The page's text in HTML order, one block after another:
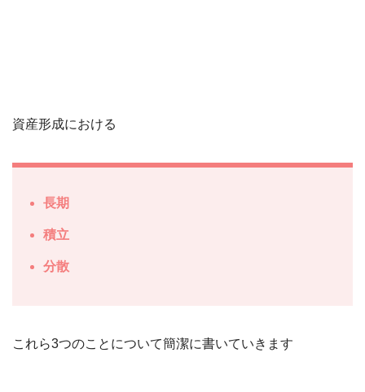
資産形成における
長期
積立
分散
これら3つのことについて簡潔に書いていきます